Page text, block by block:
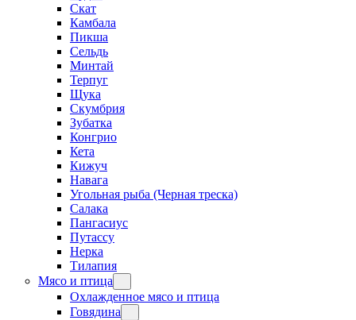
Скат
Камбала
Пикша
Сельдь
Минтай
Терпуг
Щука
Скумбрия
Зубатка
Конгрио
Кета
Кижуч
Навага
Угольная рыба (Черная треска)
Салака
Пангасиус
Путассу
Нерка
Тилапия
Мясо и птица
Охлажденное мясо и птица
Говядина